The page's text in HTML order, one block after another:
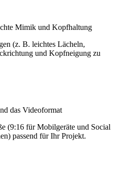
Mimik und Kopfhaltung
(z. B. leichtes Lächeln,
und Kopfneigung zu
das Videoformat
(9:16 für Mobilgeräte und Social
passend für Ihr Projekt.